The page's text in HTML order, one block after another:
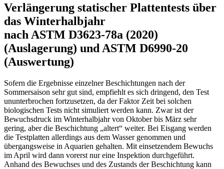
Verlängerung statischer Plattentests über
das Winterhalbjahr
nach ASTM D3623-78a (2020)
(Auslagerung) und ASTM D6990-20
(Auswertung)
Sofern die Ergebnisse einzelner Beschichtungen nach der
Sommersaison sehr gut sind, empfiehlt es sich dringend, den Test
ununterbrochen fortzusetzen, da der Faktor Zeit bei solchen
biologischen Tests nicht simuliert werden kann. Zwar ist der
Bewuchsdruck im Winterhalbjahr von Oktober bis März sehr
gering, aber die Beschichtung „altert“ weiter. Bei Eisgang werden
die Testplatten allerdings aus dem Wasser genommen und
übergangsweise in Aquarien gehalten. Mit einsetzendem Bewuchs
im April wird dann vorerst nur eine Inspektion durchgeführt.
Anhand des Bewuchses und des Zustands der Beschichtung kann